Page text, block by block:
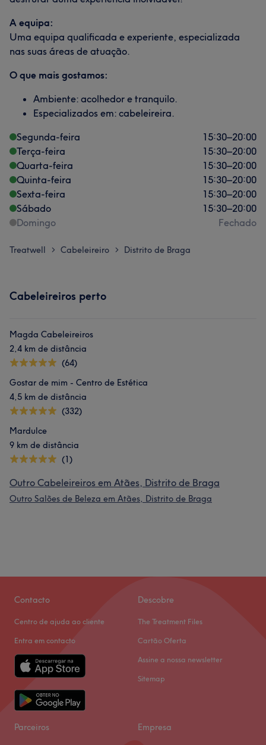
A equipa:
Uma equipa qualificada e experiente, especializada
nas suas áreas de atuação.
O que mais gostamos:
Ambiente: acolhedor e tranquilo.
Especializados em: cabeleireira.
Segunda-feira
15:30–20:00
Terça-feira
15:30–20:00
Quarta-feira
15:30–20:00
Quinta-feira
15:30–20:00
Sexta-feira
15:30–20:00
Sábado
15:30–20:00
Domingo
Fechado
Treatwell > Cabeleireiro > Distrito de Braga
Cabeleireiros perto
Magda Cabeleireiros
2,4 km de distância
(64)
Gostar de mim - Centro de Estética
4,5 km de distância
(332)
Mardulce
9 km de distância
(1)
Outro Cabeleireiros em Atães, Distrito de Braga
Outro Salões de Beleza em Atães, Distrito de Braga
Contacto
Centro de ajuda ao cliente
Entra em contacto
Descobre
The Treatment Files
Cartão Oferta
Assine a nossa newsletter
Sitemap
Parceiros Empresa